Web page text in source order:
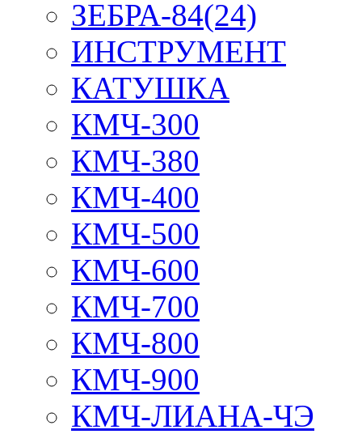
ЗЕБРА-84(24)
ИНСТРУМЕНТ
КАТУШКА
КМЧ-300
КМЧ-380
КМЧ-400
КМЧ-500
КМЧ-600
КМЧ-700
КМЧ-800
КМЧ-900
КМЧ-ЛИАНА-ЧЭ